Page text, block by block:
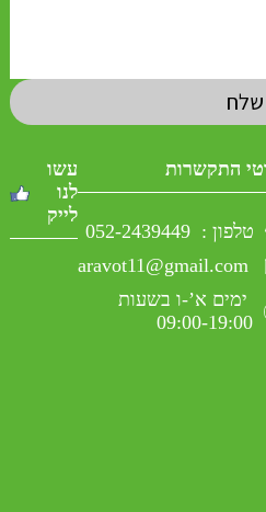
אתה והצוות שלך,
הישנה
עשוייה היטב,
הקימת, עם פינות חן
בגינה.
תענוג לשבת
מכל המבקרים
התקשרות
טלפון :052-2439449
aravot11@gmail.com
ימים א’-ו בשעות
09:00-19:00
עשו
לנו
לייק